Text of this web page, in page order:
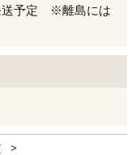
送予定 ※離島には